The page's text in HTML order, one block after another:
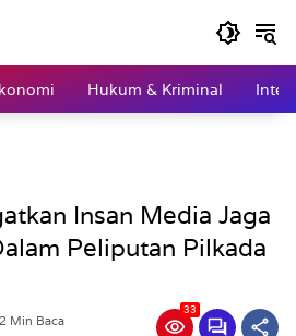
Hukum & Kriminal
Insan Media Jaga
Peliputan Pilkada
2 Min Baca
33